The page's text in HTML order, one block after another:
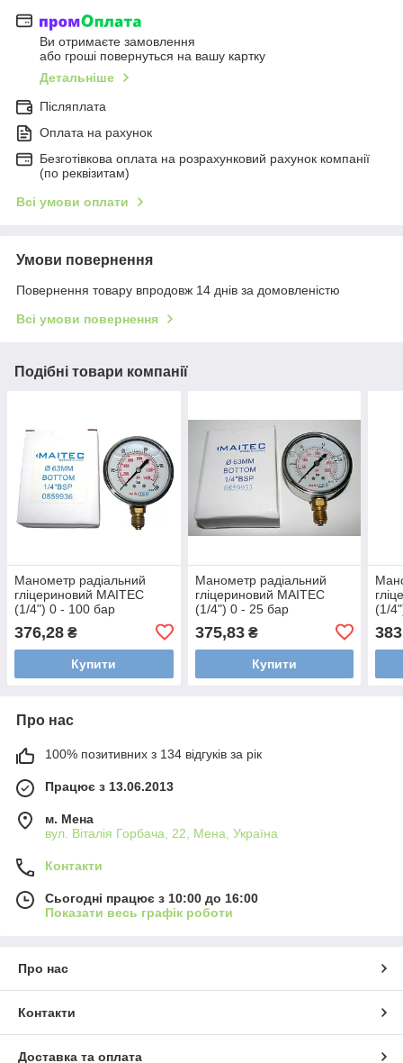
Ви отримаєте замовлення
або гроші повернуться на вашу картку
Детальніше
Післяплата
Оплата на рахунок
Безготівкова оплата на розрахунковий рахунок компанії
(по реквізитам)
Всі умови оплати
Умови повернення
Повернення товару впродовж 14 днів за домовленістю
Всі умови повернення
Подібні товари компанії
Манометр радіальний
гліцериновий MAITEC
(1/4") 0 - 100 бар
376,28 ₴
Купити
Манометр радіальний
гліцериновий MAITEC
(1/4") 0 - 25 бар
375,83₴
Купити
(1/
Про нас
100% позитивних з 134 відгуків за рік
Працює з 13.06.2013
м. Мена
вул. Віталія Горбача, 22, Мена, Україна
Контакти
Сьогодні працює з 10:00 до 16:00
Показати весь графік роботи
Про нас
Контакти
Доставка та оплата